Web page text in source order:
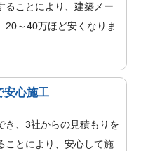
ることにより、建築メー
20～40万ほど安くなりま
安心施工
き、3社からの見積もりを
ことにより、安心して施